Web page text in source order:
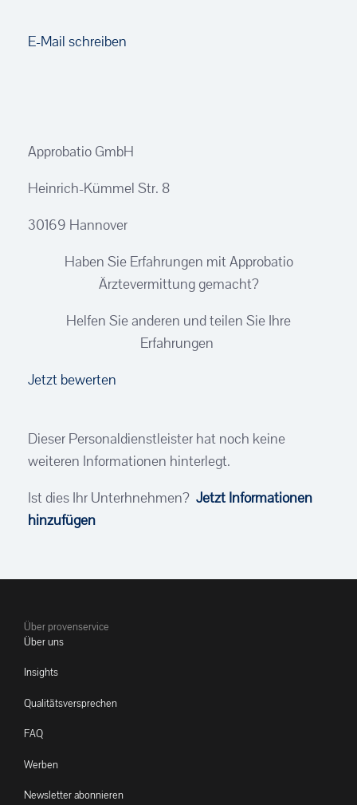
E-Mail schreiben
Approbatio GmbH
Heinrich-Kümmel Str. 8
30169 Hannover
Haben Sie Erfahrungen mit Approbatio
Ärztevermittung gemacht?
Helfen Sie anderen und teilen Sie Ihre
Erfahrungen
Jetzt bewerten
Dieser Personaldienstleister hat noch keine
weiteren Informationen hinterlegt.
Ist dies Ihr Unterhnehmen? Jetzt Informationen
hinzufügen
Über provenservice
Über uns
Insights
Qualitätsversprechen
FAQ
Werben
Newsletter abonnieren